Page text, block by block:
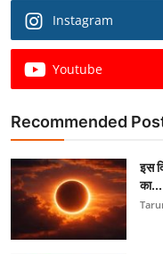
Instagram
Youtube
Recommended
इस
का...